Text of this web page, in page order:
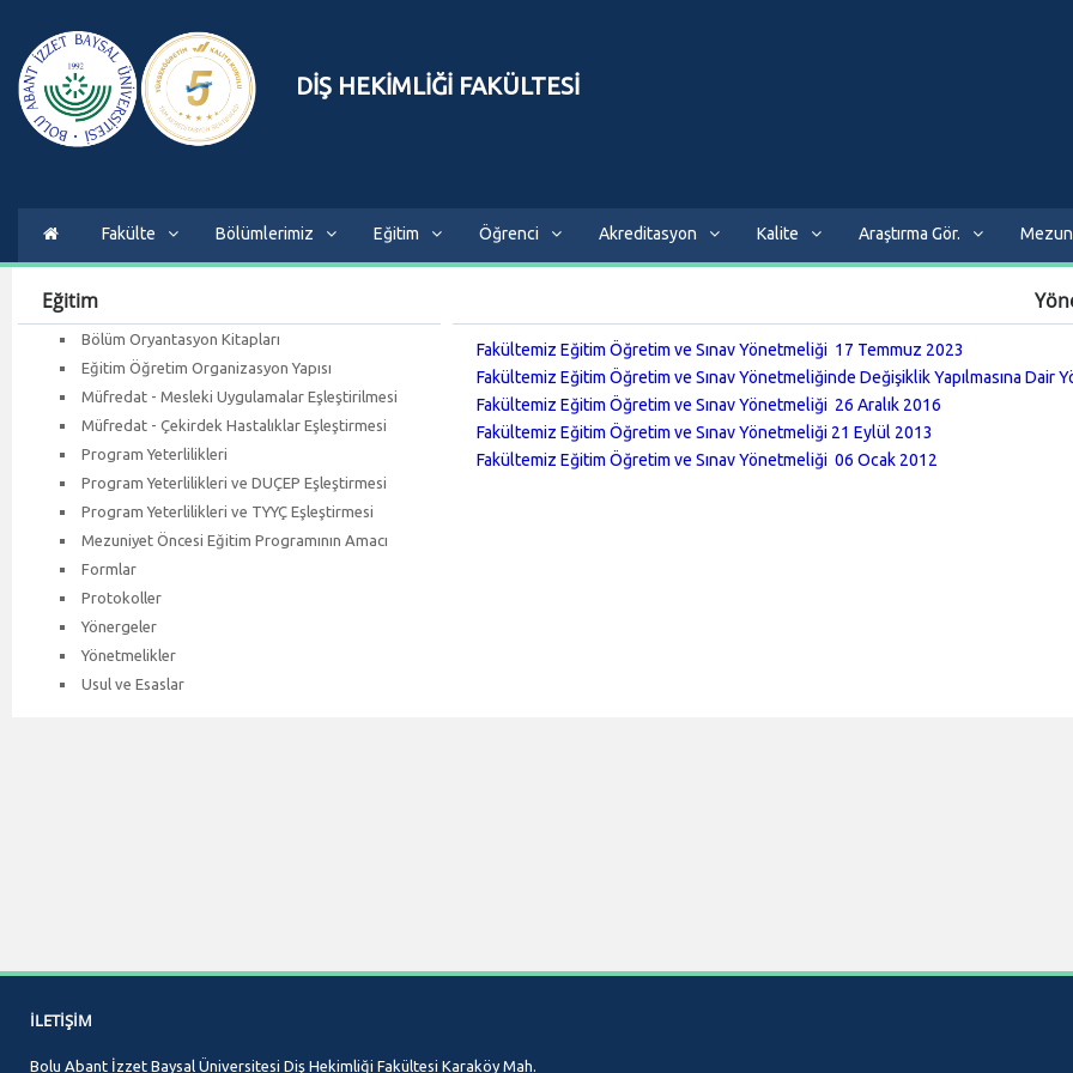
DİŞ HEKİMLİĞİ FAKÜLTESİ
Fakülte Bölümlerimiz Eğitim Öğrenci Akreditasyon Kalite Araştırma Gör. Mezun
Eğitim
Bölüm Oryantasyon Kitapları
Eğitim Öğretim Organizasyon Yapısı
Müfredat - Mesleki Uygulamalar Eşleştirilmesi
Müfredat - Çekirdek Hastalıklar Eşleştirmesi
Program Yeterlilikleri
Program Yeterlilikleri ve DUÇEP Eşleştirmesi
Program Yeterlilikleri ve TYYÇ Eşleştirmesi
Mezuniyet Öncesi Eğitim Programının Amacı
Formlar
Protokoller
Yönergeler
Yönetmelikler
Usul ve Esaslar
Fakültemiz Eğitim Öğretim ve Sınav Yönetmeliği 17 Temmuz 2023
Fakültemiz Eğitim Öğretim ve Sınav Yönetmeliğinde Değişiklik Yapılmasına Dair
Fakültemiz Eğitim Öğretim ve Sınav Yönetmeliği 26 Aralık 2016
Fakültemiz Eğitim Öğretim ve Sınav Yönetmeliği 21 Eylül 2013
Fakültemiz Eğitim Öğretim ve Sınav Yönetmeliği 06 Ocak 2012
İLETIŞIM
Bolu Abant İzzet Baysal Üniversitesi Diş Hekimliği Fakültesi Karaköy Mah.